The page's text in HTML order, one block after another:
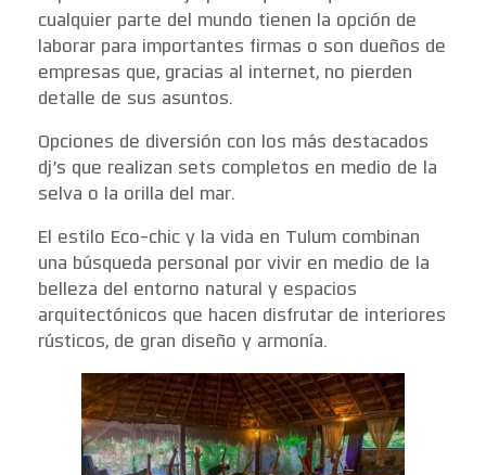
cualquier parte del mundo tienen la opción de
laborar para importantes firmas o son dueños de
empresas que, gracias al internet, no pierden
detalle de sus asuntos.
Opciones de diversión con los más destacados
dj’s que realizan sets completos en medio de la
selva o la orilla del mar.
El estilo Eco-chic y la vida en Tulum combinan
una búsqueda personal por vivir en medio de la
belleza del entorno natural y espacios
arquitectónicos que hacen disfrutar de interiores
rústicos, de gran diseño y armonía.